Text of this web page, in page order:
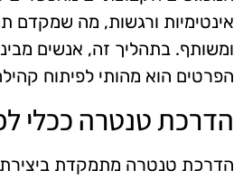
אינטימיות ורגשות, מה שמקדם
ומשותף. בתהליך זה, אנשים
הפרטים הוא מהותי לפיתוח
הדרכת טנטרה ככלי
הדרכת טנטרה מתמקדת ביצירת